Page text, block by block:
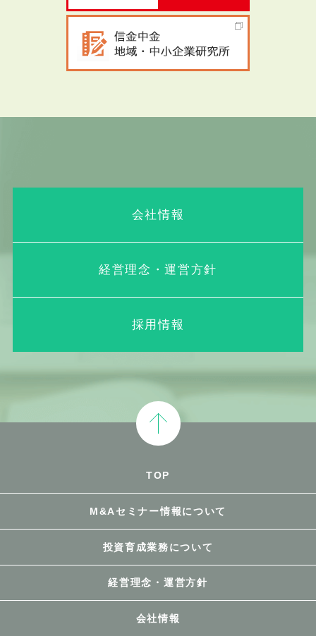
会社情報
経営理念・運営方針
採用情報
TOP
M&Aセミナー情報について
投資育成業務について
経営理念・運営方針
会社情報